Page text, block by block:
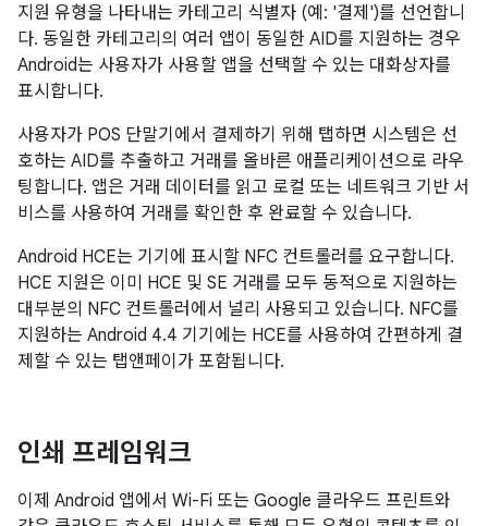
지원 유형을 나타내는 카테고리 식별자 (예: '결제')를 선언합니
다. 동일한 카테고리의 여러 앱이 동일한 AID를 지원하는 경우
Android는 사용자가 사용할 앱을 선택할 수 있는 대화상자를
표시합니다.
사용자가 POS 단말기에서 결제하기 위해 탭하면 시스템은 선
호하는 AID를 추출하고 거래를 올바른 애플리케이션으로 라우
팅합니다. 앱은 거래 데이터를 읽고 로컬 또는 네트워크 기반 서
비스를 사용하여 거래를 확인한 후 완료할 수 있습니다.
Android HCE는 기기에 표시할 NFC 컨트롤러를 요구합니다.
HCE 지원은 이미 HCE 및 SE 거래를 모두 동적으로 지원하는
대부분의 NFC 컨트롤러에서 널리 사용되고 있습니다. NFC를
지원하는 Android 4.4 기기에는 HCE를 사용하여 간편하게 결
제할 수 있는 탭앤페이가 포함됩니다.
인쇄 프레임워크
이제 Android 앱에서 Wi-Fi 또는 Google 클라우드 프린트와